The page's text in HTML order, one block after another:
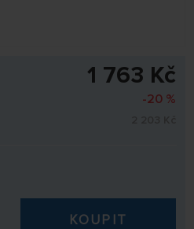
1 763 Kč
-20 %
KOUPIT